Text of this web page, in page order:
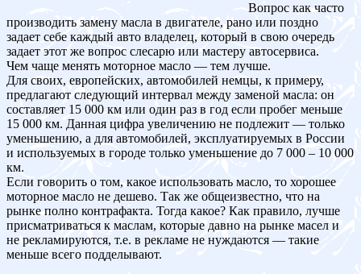
Вопрос как часто
производить замену масла в двигателе, рано или поздно
задает себе каждый авто владелец, который в свою очередь
задает этот же вопрос слесарю или мастеру автосервиса.
Чем чаще менять моторное масло — тем лучше.
Для своих, европейских, автомобилей немцы, к примеру,
предлагают следующий интервал между заменой масла: он
составляет 15 000 км или один раз в год если пробег меньше
15 000 км. Данная цифра увеличению не подлежит — только
уменьшению, а для автомобилей, эксплуатируемых в России
и используемых в городе только уменьшение до 7 000 – 10 000
км.
Если говорить о том, какое использовать масло, то хорошее
моторное масло не дешево. Так же общеизвестно, что на
рынке полно контрафакта. Тогда какое? Как правило, лучше
присматриваться к маслам, которые давно на рынке масел и
не рекламируются, т.е. в рекламе не нуждаются — такие
меньше всего подделывают.